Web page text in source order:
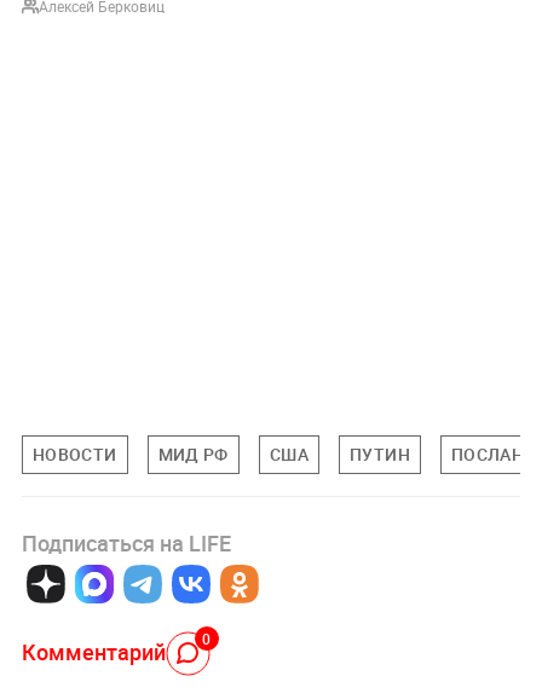
Алексей Берковиц
НОВОСТИ МИД РФ США ПУТИН
Подписаться на LIFE
Комментарий 0